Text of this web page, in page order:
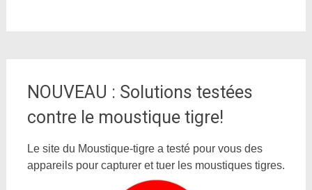
NOUVEAU : Solutions testées
contre le moustique tigre!
Le site du Moustique-tigre a testé pour vous des
appareils pour capturer et tuer les moustiques tigres.